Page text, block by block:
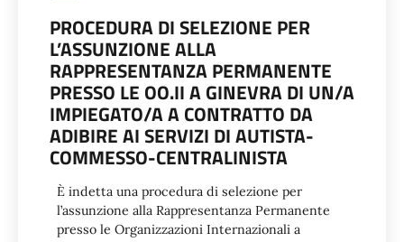
PROCEDURA DI SELEZIONE PER
L’ASSUNZIONE ALLA
RAPPRESENTANZA PERMANENTE
PRESSO LE OO.II A GINEVRA DI UN/A
IMPIEGATO/A A CONTRATTO DA
ADIBIRE AI SERVIZI DI AUTISTA-
COMMESSO-CENTRALINISTA
È indetta una procedura di selezione per
l’assunzione alla Rappresentanza Permanente
presso le Organizzazioni Internazionali a